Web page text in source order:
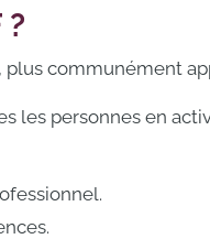
?
, plus communément
les personnes en